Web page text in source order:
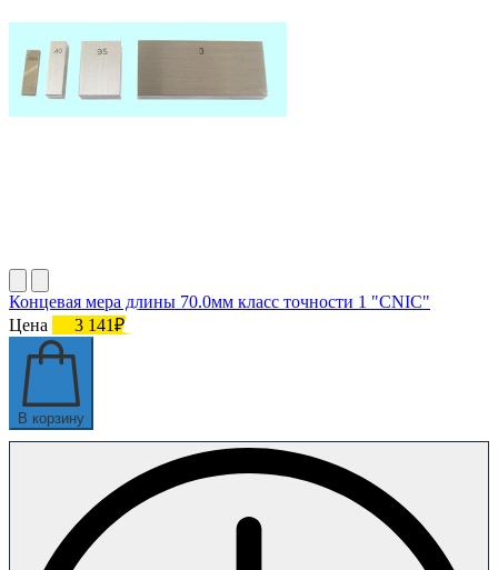
Концевая мера длины 70.0мм класс точности 1 "CNIC"
Цена
3 141₽
В корзину